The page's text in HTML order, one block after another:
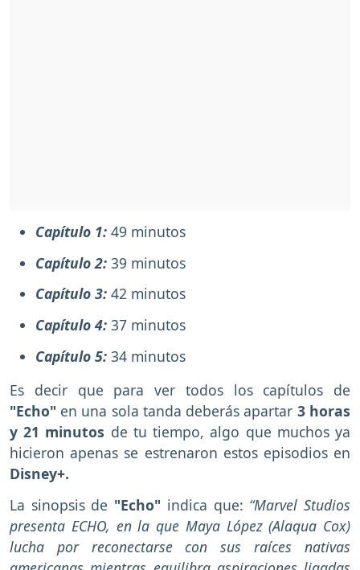
Capítulo 1: 49 minutos
Capítulo 2: 39 minutos
Capítulo 3: 42 minutos
Capítulo 4: 37 minutos
Capítulo 5: 34 minutos
Es decir que para ver todos los capítulos de
"Echo" en una sola tanda deberás apartar 3 horas
y 21 minutos de tu tiempo, algo que muchos ya
hicieron apenas se estrenaron estos episodios en
Disney+.
La sinopsis de "Echo" indica que: “Marvel Studios
presenta ECHO, en la que Maya López (Alaqua Cox)
lucha por reconectarse con sus raíces nativas